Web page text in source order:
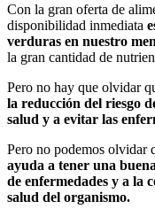
Con la gran oferta de
disponibilidad inmediata
verduras en nuestro
la gran cantidad de
Pero no hay que olvidar
la reducción del riesgo
salud y a evitar las
Pero no podemos olvidar
ayuda a tener una
de enfermedades y a la
salud del organismo.